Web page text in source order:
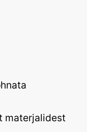
materjalidest